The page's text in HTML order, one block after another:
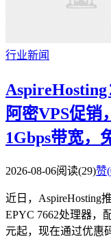
行业新闻
阿密VPS促销
1Gbps带宽，
2026-08-06阅读(29)赞(
近日，AspireHosting
EPYC 7662处理器，
元起，现在通过优惠